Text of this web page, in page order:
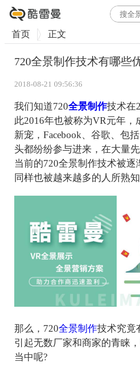
首页 正文
720全景制作技术有哪些
2018-08-21 09:56:36
我们知道720全景制作技术在
此2016年也被称为VR元年，
新宠，Facebook、谷歌、包
头都纷纷参与进来，在大量
当前的720全景制作技术被逐
同样也被越来越多的人所熟知
那么，720全景制作技术究竟
引起无数厂家和商家的青睐
当中呢?